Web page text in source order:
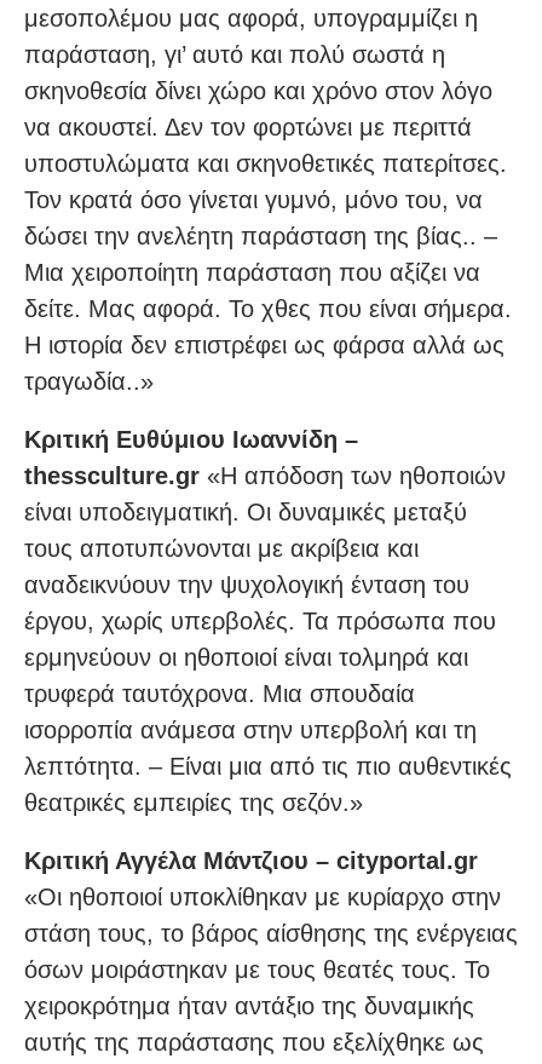
μεσοπολέμου μας αφορά, υπογραμμίζει η
παράσταση, γι’ αυτό και πολύ σωστά η
σκηνοθεσία δίνει χώρο και χρόνο στον λόγο
να ακουστεί. Δεν τον φορτώνει με περιττά
υποστυλώματα και σκηνοθετικές πατερίτσες.
Τον κρατά όσο γίνεται γυμνό, μόνο του, να
δώσει την ανελέητη παράσταση της βίας.. –
Μια χειροποίητη παράσταση που αξίζει να
δείτε. Μας αφορά. Το χθες που είναι σήμερα.
Η ιστορία δεν επιστρέφει ως φάρσα αλλά ως
τραγωδία..»
Κριτική Ευθύμιου Ιωαννίδη –
thessculture.gr «Η απόδοση των ηθοποιών
είναι υποδειγματική. Οι δυναμικές μεταξύ
τους αποτυπώνονται με ακρίβεια και
αναδεικνύουν την ψυχολογική ένταση του
έργου, χωρίς υπερβολές. Τα πρόσωπα που
ερμηνεύουν οι ηθοποιοί είναι τολμηρά και
τρυφερά ταυτόχρονα. Μια σπουδαία
ισορροπία ανάμεσα στην υπερβολή και τη
λεπτότητα. – Είναι μια από τις πιο αυθεντικές
θεατρικές εμπειρίες της σεζόν.»
Κριτική Αγγέλα Μάντζιου – cityportal.gr
«Οι ηθοποιοί υποκλίθηκαν με κυρίαρχο στην
στάση τους, το βάρος αίσθησης της ενέργειας
όσων μοιράστηκαν με τους θεατές τους. Το
χειροκρότημα ήταν αντάξιο της δυναμικής
αυτής της παράστασης που εξελίχθηκε ως